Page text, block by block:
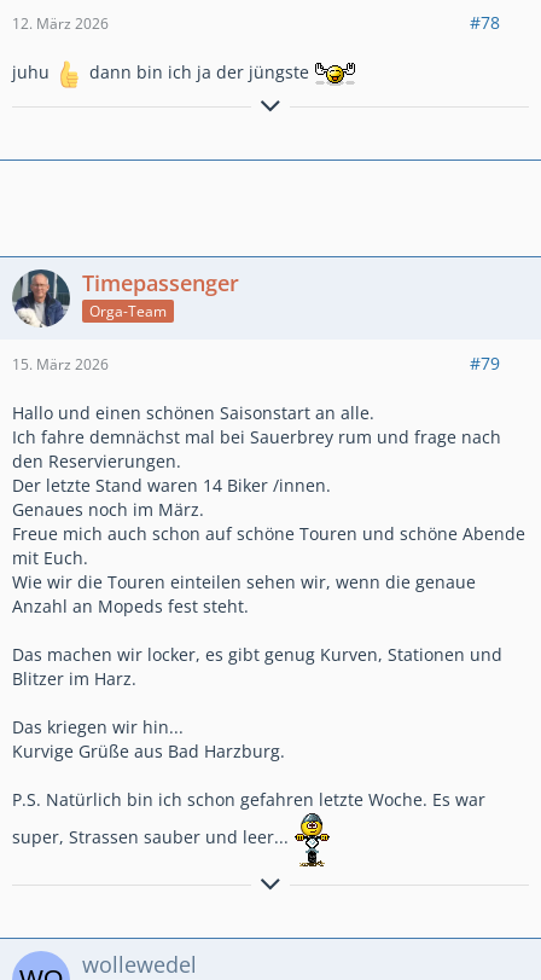
12. März 2026 #78
juhu
dann bin ich ja der jüngste
GlG.Wolfgang aus dem schönen Bergischen Land
Timepassenger
Orga-Team
15. März 2026 #79
Hallo und einen schönen Saisonstart an alle.
Ich fahre demnächst mal bei Sauerbrey rum und frage nach
den Reservierungen.
Der letzte Stand waren 14 Biker /innen.
Genaues noch im März.
Freue mich auch schon auf schöne Touren und schöne Abende
mit Euch.
Wie wir die Touren einteilen sehen wir, wenn die genaue
Anzahl an Mopeds fest steht.
Das machen wir locker, es gibt genug Kurven, Stationen und
Blitzer im Harz.
Das kriegen wir hin...
Kurvige Grüße aus Bad Harzburg.
P.S. Natürlich bin ich schon gefahren letzte Woche. Es war
super, Strassen sauber und leer...
Timepassenger...
wollewedel